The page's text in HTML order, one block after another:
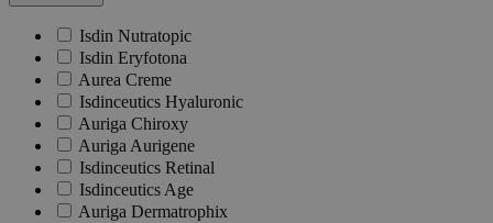
Isdin Nutratopic
Isdin Eryfotona
Aurea Creme
Isdinceutics Hyaluronic
Auriga Chiroxy
Auriga Aurigene
Isdinceutics Retinal
Isdinceutics Age
Auriga Dermatrophix